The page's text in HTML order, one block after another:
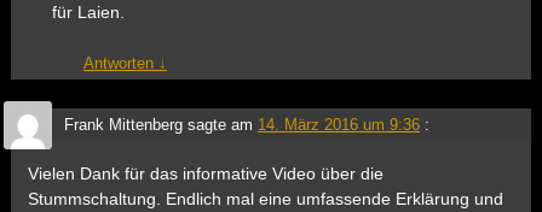
für Laien.
Antworten ↓
Frank Mittenbergsagte am 14. März 2016 um 9:36 :
Vielen Dank für das informative Video über die
Stummschaltung. Endlich mal eine umfassende Erklärung und